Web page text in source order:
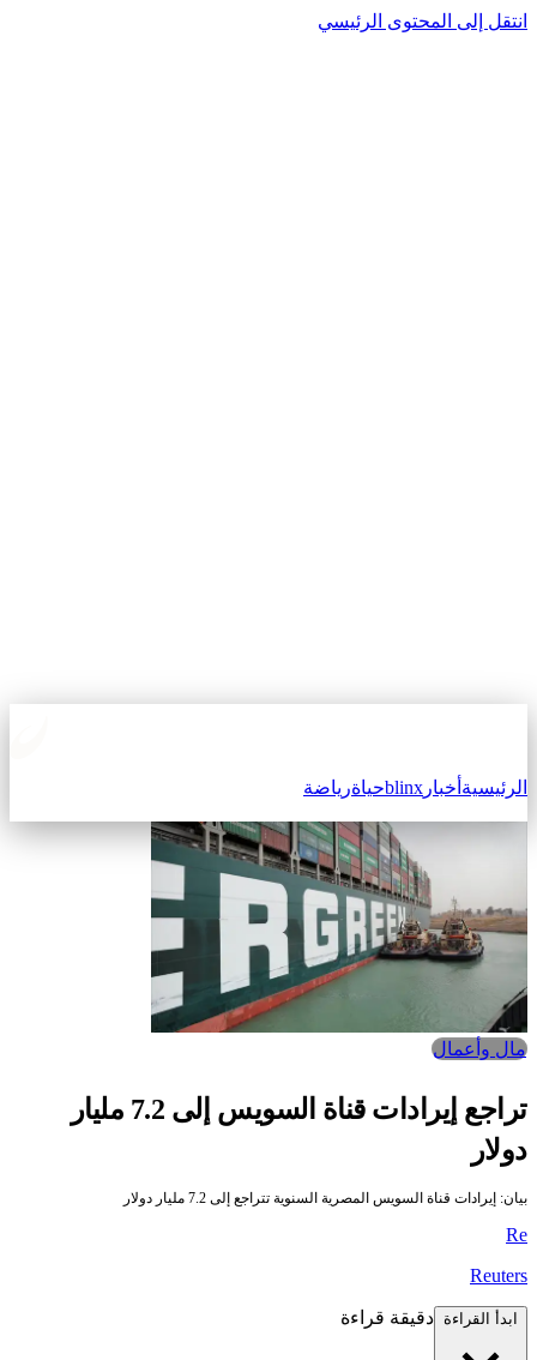
انتقل إلى المحتوى الرئيسي
الرئيسية أخبار blinxحياةرياضة
مال وأعمال
تراجع إيرادات قناة السويس إلى 7.2 مليار
دولار
بيان: إيرادات قناة السويس المصرية السنوية تتراجع إلى 7.2 مليار دولار
Re
Reuters
ابدأ القراءة دقيقة قراءة